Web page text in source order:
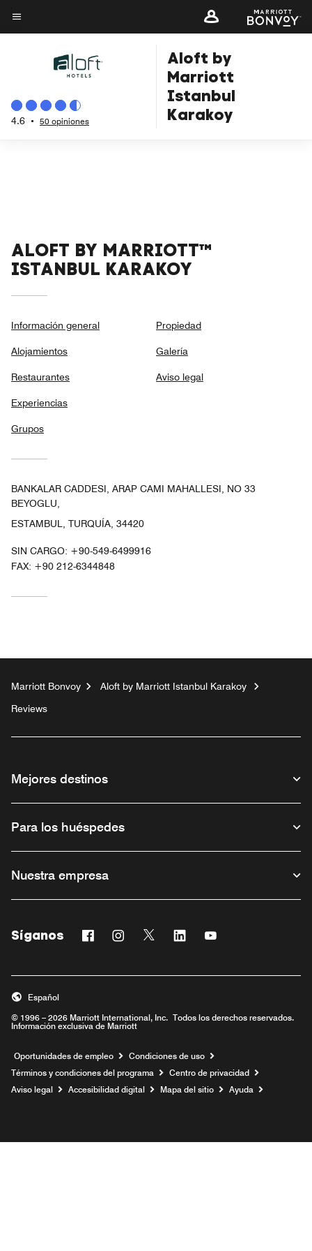
Skip
toTexto del menú
4.6 • 50 opiniones
Aloft by
Marriott
Istanbul
Karakoy
ALOFT BY MARRIOTT™
ISTANBUL KARAKOY
Información general
Alojamientos
Restaurantes
Experiencias
Grupos
Propiedad
Galería
Aviso legal
BANKALAR CADDESI, ARAP CAMI MAHALLESI, NO 33
BEYOGLU,
ESTAMBUL, TURQUÍA, 34420
SIN CARGO: +90-549-6499916
FAX: +90 212-6344848
Marriott Bonvoy
Aloft by Marriott Istanbul Karakoy
Reviews
Mejores destinos
Para los huéspedes
Nuestra empresa
Síganos Facebook
Abre una ventana nueva
Instagram
Abre una ventana nueva
Twitter
Abre una ventana nueva
Linkedin
Abre una ventana nueva
Abre una ventana
© 1996 – 2026 Marriott International, Inc. Todos los derechos reservados.
Información exclusiva de Marriott
Español
Oportunidades de empleo Abre una ventana nueva
Condiciones de uso
Términos y condiciones del programa
Centro de privacidad
Aviso legal
Accesibilidad digital Mapa del sitio Ayuda